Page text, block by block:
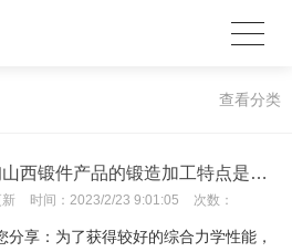
查看分类
亿欣源法兰加工公司咨询山西锻件产品的锻造加工特点是什么？
新 时间： 2023/2/23 9:01:05 次数：
享：为了获得较好的综合力学性能，